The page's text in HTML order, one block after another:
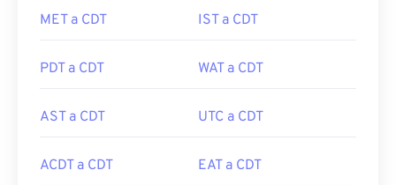
MET a CDT IST a CDT
PDT a CDT WAT a CDT
AST a CDT UTC a CDT
ACDT a CDT EAT a CDT